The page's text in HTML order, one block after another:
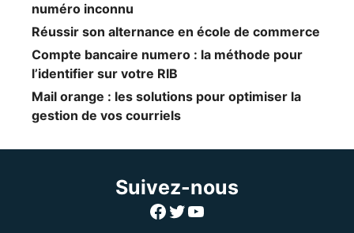
numéro inconnu
Réussir son alternance en école de commerce
Compte bancaire numero : la méthode pour
l’identifier sur votre RIB
Mail orange : les solutions pour optimiser la
gestion de vos courriels
Suivez-nous
Facebook
Twitter
YouTube